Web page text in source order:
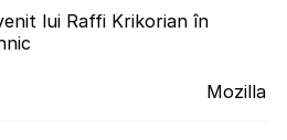
Mozilla
lui Raffi Krikorian în